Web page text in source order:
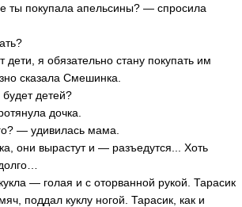
ты покупала апельсины? — спросила
я обязательно стану покупать им
сказала Смешинка.
детей?
дочка.
— удивилась мама.
они вырастут и — разъедутся... Хоть
— голая и с оторванной рукой. Тарасик
поддал куклу ногой. Тарасик, как и